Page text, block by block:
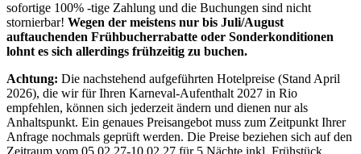
sofortige 100% -tige Zahlung und die Buchungen sind nicht
stornierbar! Wegen der meistens nur bis Juli/August
auftauchenden Frühbucherrabatte oder Sonderkonditionen
lohnt es sich allerdings frühzeitig zu buchen.
Achtung: Die nachstehend aufgeführten Hotelpreise (Stand April
2026), die wir für Ihren Karneval-Aufenthalt 2027 in Rio
empfehlen, können sich jederzeit ändern und dienen nur als
Anhaltspunkt. Ein genaues Preisangebot muss zum Zeitpunkt Ihrer
Anfrage nochmals geprüft werden. Die Preise beziehen sich auf den